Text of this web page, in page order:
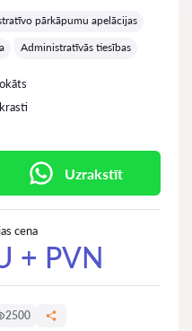
pārkāpumu apelācijas
Administratīvās tiesības
Uzrakstīt
cena
+ PVN
2500